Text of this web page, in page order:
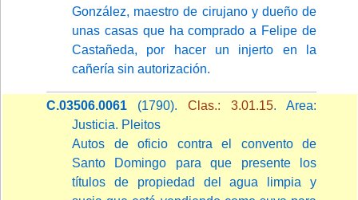
González, maestro de cirujano y dueño de
unas casas que ha comprado a Felipe de
Castañeda, por hacer un injerto en la
cañería sin autorización.
C.03506.0061 (1790). Clas.: 3.01.15. Area:
Justicia. Pleitos
Autos de oficio contra el convento de
Santo Domingo para que presente los
títulos de propiedad del agua limpia y